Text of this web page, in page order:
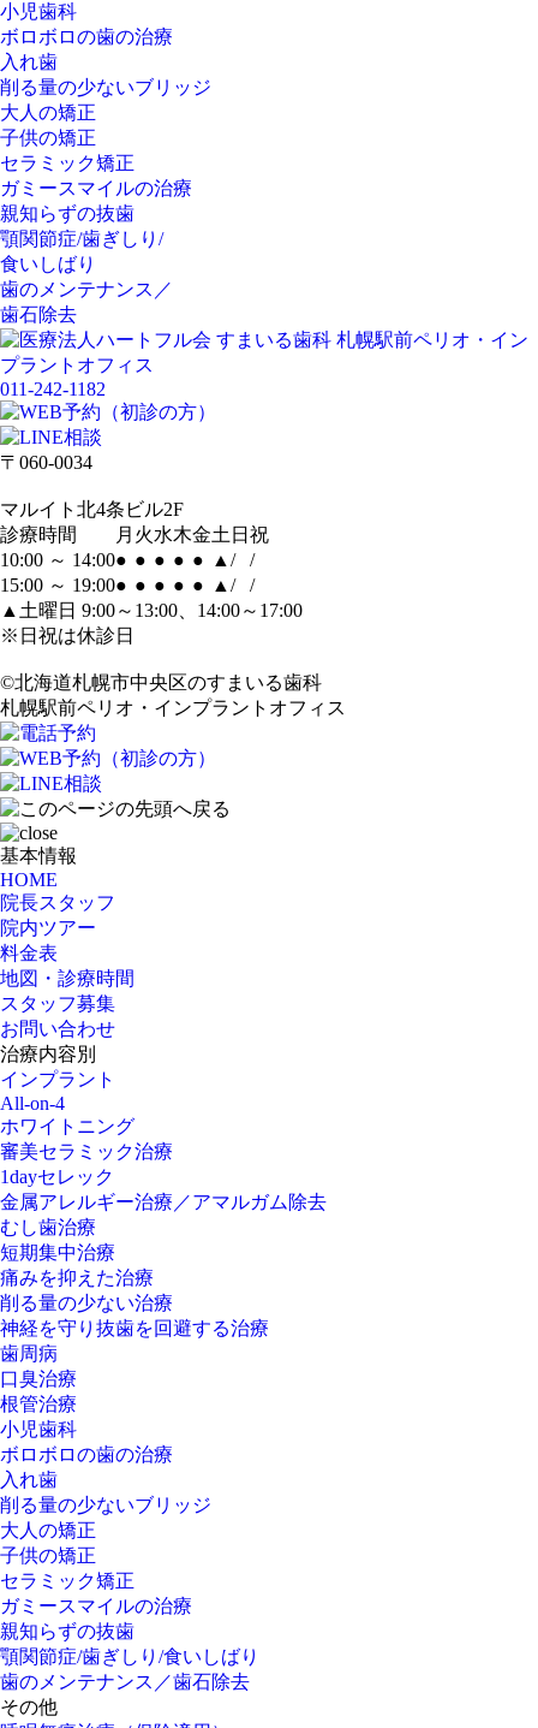
小児歯科
ボロボロの歯の治療
入れ歯
削る量の少ないブリッジ
大人の矯正
子供の矯正
セラミック矯正
ガミースマイルの治療
親知らずの抜歯
顎関節症/歯ぎしり/
食いしばり
歯のメンテナンス／
歯石除去
011-242-1182
〒060-0034
マルイト北4条ビル2F
診療時間
月 火水木金土 日 祝
10:00 ～ 14:00● ● ● ● ● ▲ /
/
15:00 ～ 19:00● ● ● ● ● ▲ /
/
▲土曜日 9:00～13:00、14:00～17:00
※日祝は休診日
©北海道札幌市中央区のすまいる歯科
札幌駅前ペリオ・インプラントオフィス
基本情報
HOME
院長スタッフ
院内ツアー
料金表
地図・診療時間
スタッフ募集
お問い合わせ
治療内容別
インプラント
All-on-4
ホワイトニング
審美セラミック治療
1dayセレック
金属アレルギー治療／アマルガム除去
むし歯治療
短期集中治療
痛みを抑えた治療
削る量の少ない治療
神経を守り抜歯を回避する治療
歯周病
口臭治療
根管治療
小児歯科
ボロボロの歯の治療
入れ歯
削る量の少ないブリッジ
大人の矯正
子供の矯正
セラミック矯正
ガミースマイルの治療
親知らずの抜歯
顎関節症/歯ぎしり/食いしばり
歯のメンテナンス／歯石除去
その他